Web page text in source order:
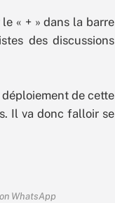
« + » dans la barre
des discussions
de cette
Il va donc falloir se
WhatsApp